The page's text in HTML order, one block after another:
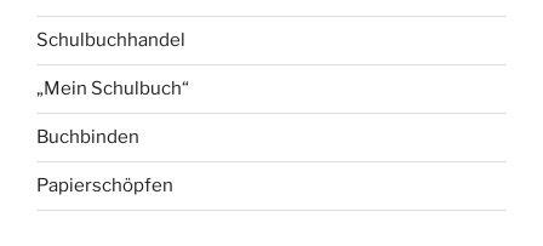
Schulbuchhandel
„Mein Schulbuch“
Buchbinden
Papierschöpfen